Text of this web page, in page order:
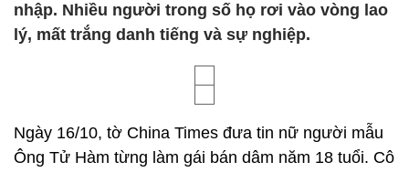
nhập. Nhiều người trong số họ rơi vào vòng lao
lý, mất trắng danh tiếng và sự nghiệp.
Ngày 16/10, tờ China Times đưa tin nữ người mẫu
Ông Tử Hàm từng làm gái bán dâm năm 18 tuổi. Cô